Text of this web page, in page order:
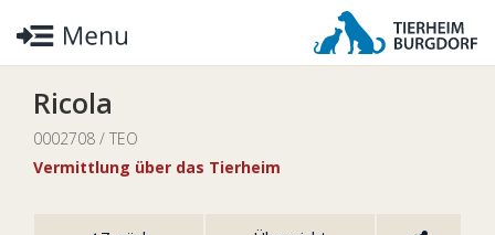
Ricola
0002708 / TEO
Vermittlung über das Tierheim